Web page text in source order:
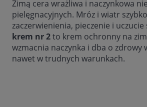
Zimą cera wrażliwa i naczynkowa
pielęgnacyjnych. Mróz i wiatr
zaczerwienienia, pieczenie i uczucie
krem nr 2to krem ochronny na
wzmacnia naczynka i dba o zdrowy
nawet w trudnych warunkach.